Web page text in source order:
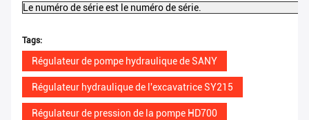
Le numéro de série est le numéro de série.
Tags:
Régulateur de pompe hydraulique de SANY
Régulateur hydraulique de l'excavatrice SY215
Régulateur de pression de la pompe HD700